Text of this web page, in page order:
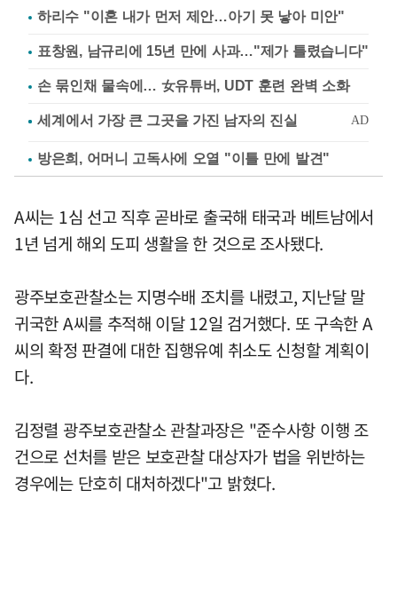
하리수 "이혼 내가 먼저 제안…아기 못 낳아 미안"
표창원, 남규리에 15년 만에 사과…"제가 틀렸습니다"
손 묶인채 물속에… 女유튜버, UDT 훈련 완벽 소화
방은희, 어머니 고독사에 오열 "이틀 만에 발견"
A씨는 1심 선고 직후 곧바로 출국해 태국과 베트남에서
1년 넘게 해외 도피 생활을 한 것으로 조사됐다.
광주보호관찰소는 지명수배 조치를 내렸고, 지난달 말
귀국한 A씨를 추적해 이달 12일 검거했다. 또 구속한 A
씨의 확정 판결에 대한 집행유예 취소도 신청할 계획이
다.
김정렬 광주보호관찰소 관찰과장은 "준수사항 이행 조
건으로 선처를 받은 보호관찰 대상자가 법을 위반하는
경우에는 단호히 대처하겠다"고 밝혔다.